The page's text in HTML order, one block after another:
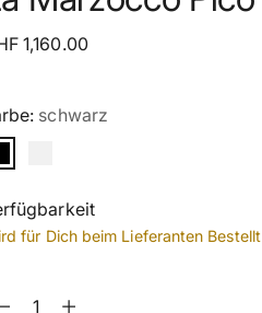
1,160.00
schwarz
für Dich beim Lieferanten Bestellt